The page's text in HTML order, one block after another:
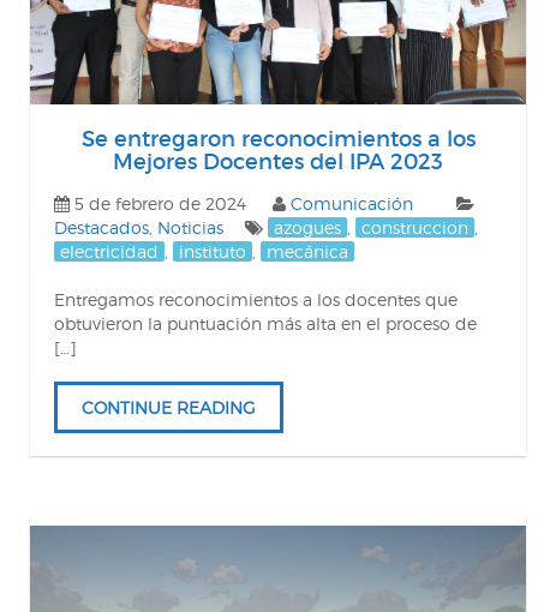
Se entregaron reconocimientos a los
Mejores Docentes del IPA 2023
5 de febrero de 2024
Comunicación
Destacados Noticias azogues construccion
electricidad
instituto mecánica
Entregamos reconocimientos a los docentes que
obtuvieron la puntuación más alta en el proceso de
[…]
CONTINUE READING